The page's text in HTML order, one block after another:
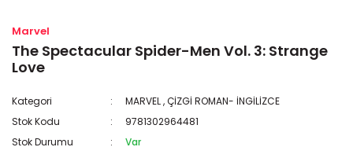
Marvel
The Spectacular Spider-Men Vol. 3: Strange
Love
Kategori MARVEL,ÇİZGİ ROMAN- İNGİLİZCE
Stok Kodu
9781302964481
Stok Durumu
Var